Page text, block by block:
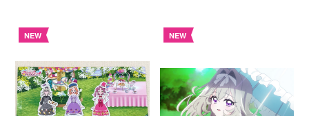
NEW NEW